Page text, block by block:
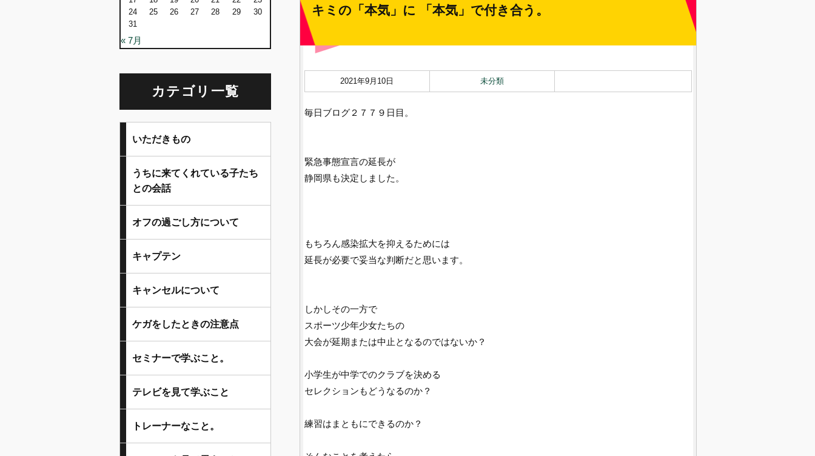
キミの「本気」に 「本気」で付き合う。
2021年9月10日 未分類
毎日ブログ２７７９日目。
緊急事態宣言の延長が
静岡県も決定しました。
もちろん感染拡大を抑えるためには
延長が必要で妥当な判断だと思います。
しかしその一方で
スポーツ少年少女たちの
大会が延期または中止となるのではないか？
小学生が中学でのクラブを決める
セレクションもどうなるのか？
練習はまともにできるのか？
24
25 26 27 28 29
30
31
« 7月
カテゴリ一覧
いただきもの
うちに来てくれている子たち
との会話
オフの過ごし方について
キャプテン
キャンセルについて
ケガをしたときの注意点
セミナーで学ぶこと。
テレビを見て学ぶこと
トレーナーなこと。